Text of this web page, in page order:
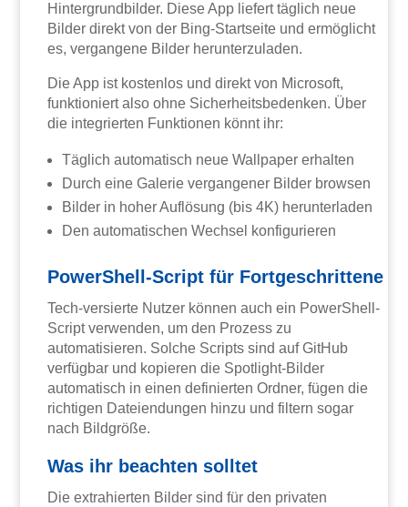
Hintergrundbilder. Diese App liefert täglich neue
Bilder direkt von der Bing-Startseite und ermöglicht
es, vergangene Bilder herunterzuladen.
Die App ist kostenlos und direkt von Microsoft,
funktioniert also ohne Sicherheitsbedenken. Über
die integrierten Funktionen könnt ihr:
Täglich automatisch neue Wallpaper erhalten
Durch eine Galerie vergangener Bilder browsen
Bilder in hoher Auflösung (bis 4K) herunterladen
Den automatischen Wechsel konfigurieren
PowerShell-Script für Fortgeschrittene
Tech-versierte Nutzer können auch ein PowerShell-
Script verwenden, um den Prozess zu
automatisieren. Solche Scripts sind auf GitHub
verfügbar und kopieren die Spotlight-Bilder
automatisch in einen definierten Ordner, fügen die
richtigen Dateiendungen hinzu und filtern sogar
nach Bildgröße.
Was ihr beachten solltet
Die extrahierten Bilder sind für den privaten